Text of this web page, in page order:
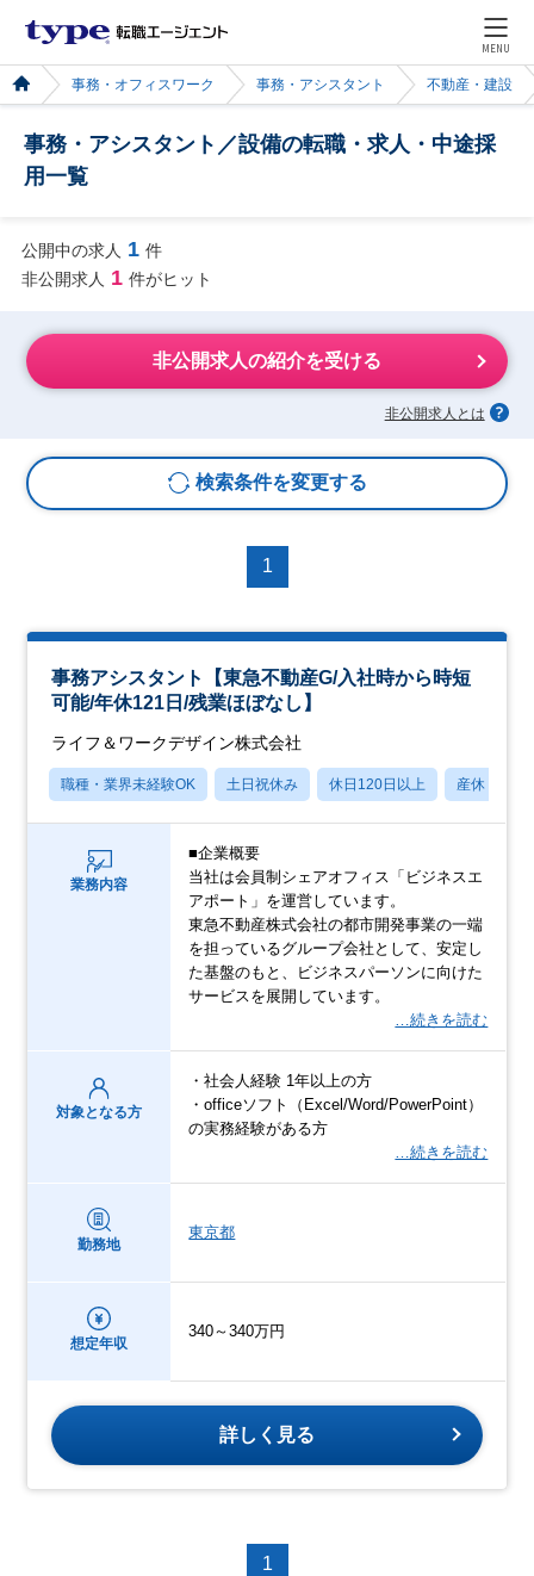
MENU
事務・オフィスワーク 事務・アシスタント 不動産・建設
事務・アシスタント／設備の転職・求人・中途採
用一覧
公開中の求人 1 件
非公開求人 1 件がヒット
非公開求人の紹介を受ける
非公開求人とは
検索条件を変更する
1
事務アシスタント【東急不動産G/入社時から時短
可能/年休121日/残業ほぼなし】
ライフ＆ワークデザイン株式会社
職種・業界未経験OK 土日祝休み 休日120日以上 産休・育休
業務内容
■企業概要
当社は会員制シェアオフィス「ビジネスエ
アポート」を運営しています。
東急不動産株式会社の都市開発事業の一端
を担っているグループ会社として、安定し
た基盤のもと、ビジネスパーソンに向けた
サービスを展開しています。
…続きを読む
対象となる方
・社会人経験 1年以上の方
・officeソフト（Excel/Word/PowerPoint）
の実務経験がある方
…続きを読む
勤務地
東京都
想定年収
340～340万円
詳しく見る
1